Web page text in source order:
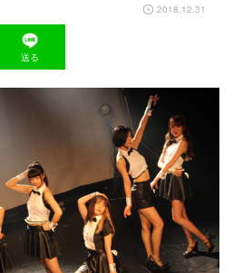
2018.12.31
送る